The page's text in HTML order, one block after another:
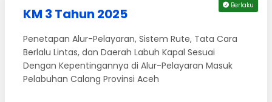
Berlaku
KM 3 Tahun 2025
Penetapan Alur-Pelayaran, Sistem Rute, Tata Cara
Berlalu Lintas, dan Daerah Labuh Kapal Sesuai
Dengan Kepentingannya di Alur-Pelayaran Masuk
Pelabuhan Calang Provinsi Aceh